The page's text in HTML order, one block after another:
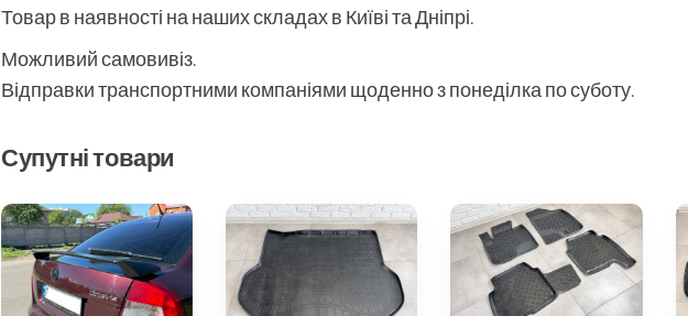
Товар в наявності на наших складах в Київі та Дніпрі.
Можливий самовивіз.
Відправки транспортними компаніями щоденно з понеділка по суботу.
Супутні товари